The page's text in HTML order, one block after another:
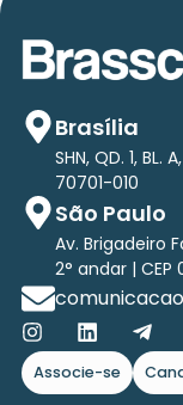
Brasília
SHN, QD. 1, BL.
70701-010
São Paulo
Av. Brigadeiro
2° andar | CEP
Associe-se